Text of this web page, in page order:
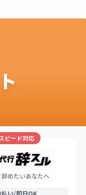
スピード対応
めたいあなたへ
払い/即日OK